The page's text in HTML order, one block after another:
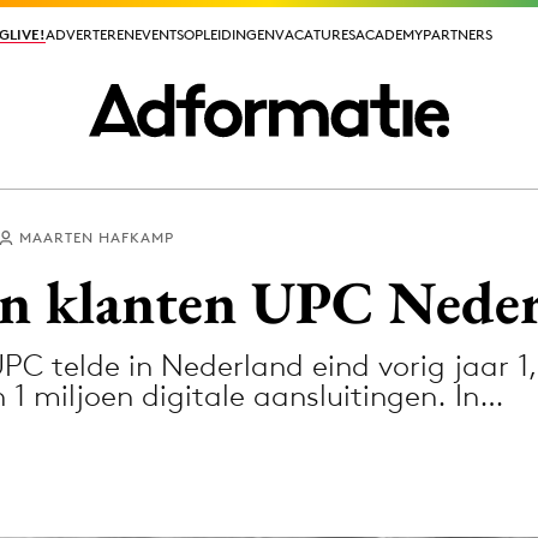
ADVERTERENEVENTSOPLEIDINGENVACATURESACADEMYPARTNERS
ADVERTERENEVENTSOPLEIDINGENVACATURESACADEMYPARTNERS
MAARTEN HAFKAMP
klanten UPC
telde in Nederland eind vorig jaar
1 miljoen digitale aansluitingen. In…